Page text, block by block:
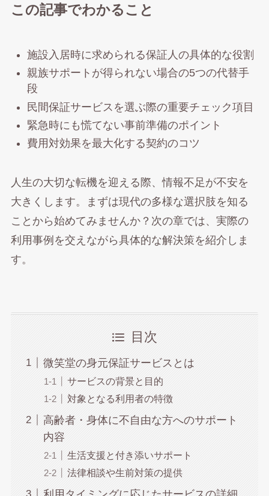
この記事でわかること
施設入居時に求められる保証人の具体的な役割
親族サポートが得られない場合の5つの代替手
段
民間保証サービスを選ぶ際の重要チェック項目
緊急時にも慌てない事前準備のポイント
費用対効果を最大化する契約のコツ
人生の大切な転機を迎える際、情報不足が不安を
大きくします。まずは現代の多様な選択肢を知る
ことから始めてみませんか？次の章では、実際の
利用事例を交えながら具体的な解決策を紹介しま
す。
目次
微笑堂の身元保証サービスとは
サービスの背景と目的
対象となる利用者の特徴
高齢者・身体に不自由な方へのサポート
内容
生活支援と付き添いサポート
法律相談や生前対策の提供